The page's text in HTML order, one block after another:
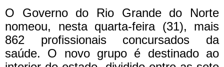
O Governo do Rio Grande do Norte
nomeou, nesta quarta-feira (31), mais
862 profissionais concursados da
saúde. O novo grupo é destinado ao